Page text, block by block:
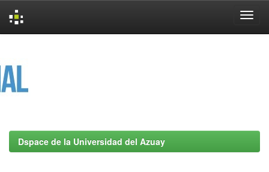
Dspace de la Universidad del Azuay